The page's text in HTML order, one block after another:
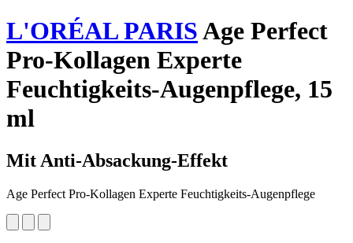
L'ORÉAL PARISAge Perfect
Pro-Kollagen Experte
Feuchtigkeits-Augenpflege, 15
ml
Mit Anti-Absackung-Effekt
Age Perfect Pro-Kollagen Experte Feuchtigkeits-Augenpflege